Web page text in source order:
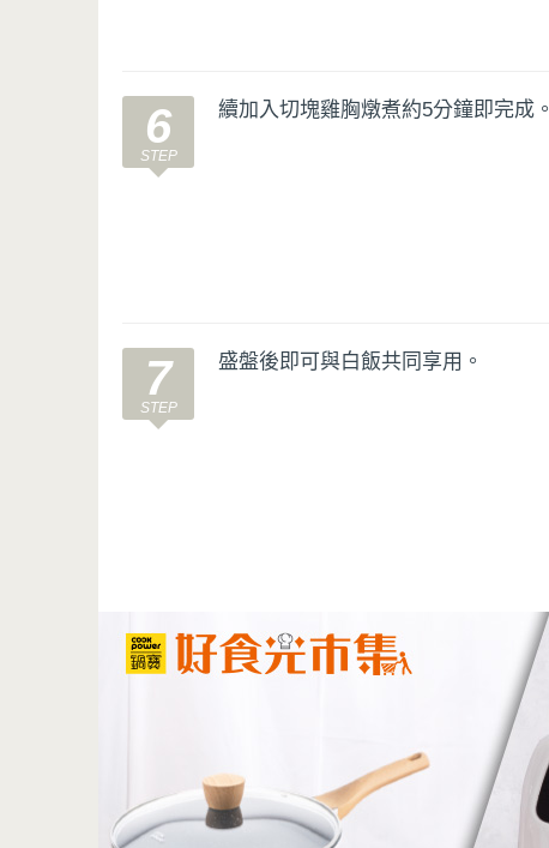
6 續加入切塊雞胸燉煮約5分鐘即完成。
7 盛盤後即可與白飯共同享用。